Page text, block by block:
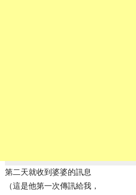
第二天就收到婆婆的訊息
（這是他第一次傳訊給我，